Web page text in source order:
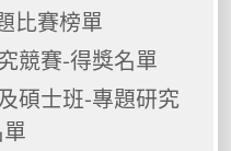
比賽榜單
競賽-得獎名單
碩士班-專題研究